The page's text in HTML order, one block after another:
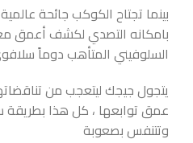
بينما تجتاح الكوكب جائحة
بامكانه التصدي لكشف أعمق
السلوفيني المتأهب دوماً
يتجول جيجك ليتعجب من
عمق توابعها ، كل هذا بطريقة
وتتنفس بصعوبة